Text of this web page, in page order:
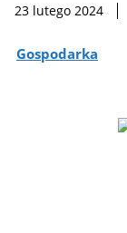
23 lutego 2024
Gospodarka